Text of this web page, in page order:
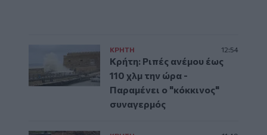
ΚΡΗΤΗ 12:54
Κρήτη: Ριπές ανέμου έως
110 χλμ την ώρα -
Παραμένει ο "κόκκινος"
συναγερμός